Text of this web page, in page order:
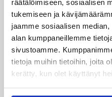
räätälöimiseen, sosiaalisen
tukemiseen ja
jaamme sosiaalisen
alan kumppaneillemme
sivustoamme.
tietoja muihin tietoihin, joita
kerätty, kun olet käyttänyt
Maajoukkue 18.08.2007
Suomi päätti
hienoon
Suomen miesten